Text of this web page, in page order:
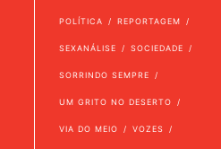
POLÍTICA REPORTAGEM
SEXANÁLISE SOCIEDADE
SORRINDO SEMPRE
UM GRITO NO DESERTO
VIA DO MEIO VOZES